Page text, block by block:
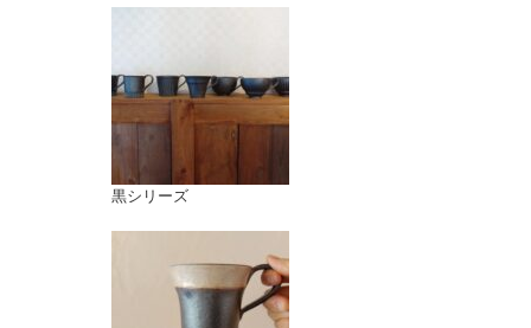
黒シリーズ